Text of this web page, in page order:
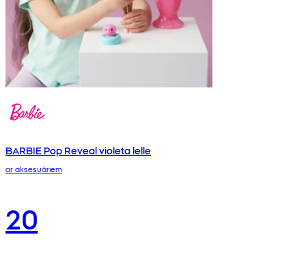
BARBIE Pop Reveal violeta lelle
ar aksesuāriem
20